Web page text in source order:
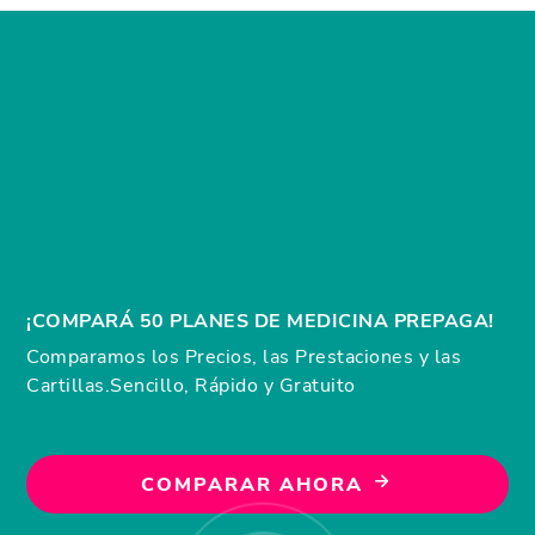
¡COMPARÁ 50 PLANES DE MEDICINA PREPAGA!
Comparamos los Precios, las Prestaciones y las
Cartillas.Sencillo, Rápido y Gratuito
COMPARAR AHORA